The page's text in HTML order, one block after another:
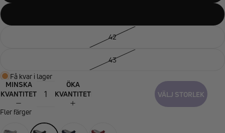
42
43
Få kvar i lager
MINSKA
KVANTITET
ÖKA
KVANTITET
VÄLJ STORLEK
Fler färger